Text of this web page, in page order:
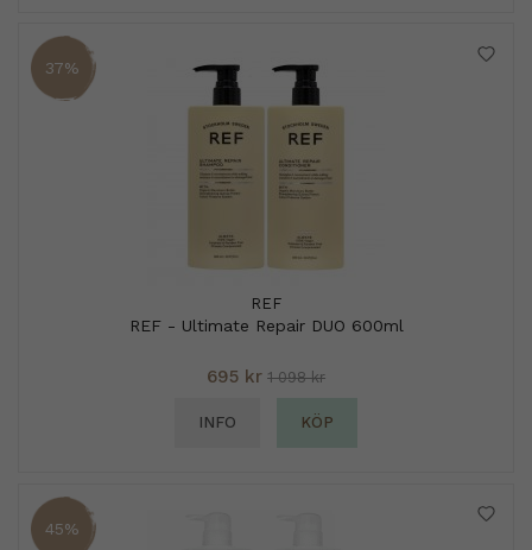
37%
REF
REF - Ultimate Repair DUO 600ml
695 kr 1 098 kr
INFO KÖP
45%